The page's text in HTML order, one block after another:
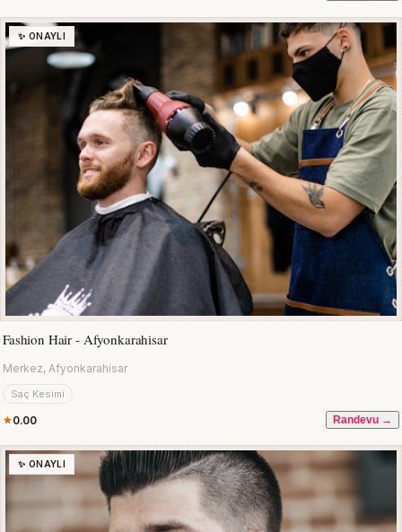
✨ ONAYLI
Fashion Hair - Afyonkarahisar
Merkez, Afyonkarahisar
Saç Kesimi
0.00 Randevu →
✨ ONAYLI